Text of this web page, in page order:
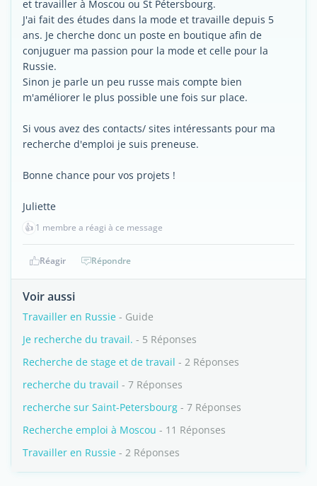
et travailler à Moscou ou St Pétersbourg.
J'ai fait des études dans la mode et travaille depuis 5
ans. Je cherche donc un poste en boutique afin de
conjuguer ma passion pour la mode et celle pour la
Russie.
Sinon je parle un peu russe mais compte bien
m'améliorer le plus possible une fois sur place.
Si vous avez des contacts/ sites intéressants pour ma
recherche d'emploi je suis preneuse.
Bonne chance pour vos projets !
Juliette
👍 1 membre a réagi à ce message
Réagir Répondre
Voir aussi
Travailler en Russie - Guide
Je recherche du travail. - 5 Réponses
Recherche de stage et de travail - 2 Réponses
recherche du travail - 7 Réponses
recherche sur Saint-Petersbourg - 7 Réponses
Recherche emploi à Moscou - 11 Réponses
Travailler en Russie - 2 Réponses